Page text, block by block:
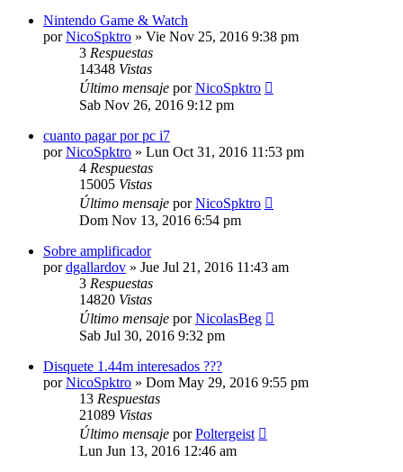
Nintendo Game & Watch
porNicoSpktro » Vie Nov 25, 2016 9:38 pm
3 Respuestas
14348 Vistas
Último mensaje porNicoSpktro
Sab Nov 26, 2016 9:12 pm
cuanto pagar por pc i7
porNicoSpktro » Lun Oct 31, 2016 11:53 pm
4 Respuestas
15005 Vistas
Último mensaje porNicoSpktro
Dom Nov 13, 2016 6:54 pm
Sobre amplificador
pordgallardov » Jue Jul 21, 2016 11:43 am
3 Respuestas
14820 Vistas
Último mensaje porNicolasBeg
Sab Jul 30, 2016 9:32 pm
Disquete 1.44m interesados ???
porNicoSpktro » Dom May 29, 2016 9:55 pm
13 Respuestas
21089 Vistas
Último mensaje porPoltergeist
Lun Jun 13, 2016 12:46 am